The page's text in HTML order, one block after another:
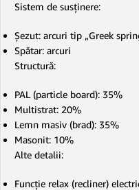
Sistem de susținere:
Șezut: arcuri tip „Greek
Spătar: arcuri
Structură:
PAL (particle board): 35%
Multistrat: 20%
Lemn masiv (brad): 35%
Masonit: 10%
Alte detalii:
Funcție relax (recliner)